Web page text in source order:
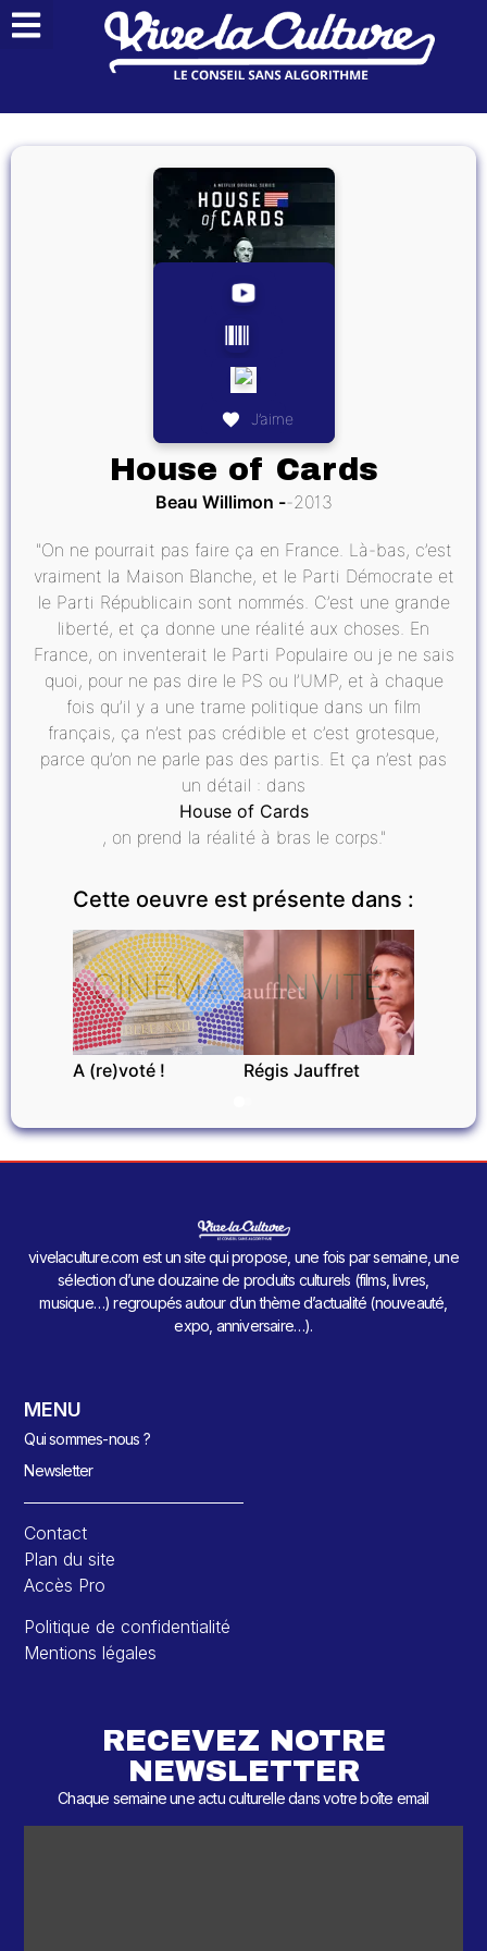
J’aime
House of Cards
Beau Willimon 2013
"On ne pourrait pas faire ça en France. Là-bas, c’est
vraiment la Maison Blanche, et le Parti Démocrate et
le Parti Républicain sont nommés. C’est une grande
liberté, et ça donne une réalité aux choses. En
France, on inventerait le Parti Populaire ou je ne sais
quoi, pour ne pas dire le PS ou l’UMP, et à chaque
fois qu’il y a une trame politique dans un film
français, ça n’est pas crédible et c’est grotesque,
parce qu’on ne parle pas des partis. Et ça n’est pas
un détail : dans
House of Cards
, on prend la réalité à bras le corps."
Cette oeuvre est présente dans :
CINÉMA
A (re)voté !
INVITÉ
Régis Jauffret
vivelaculture.com est un site qui propose, une fois par semaine, une
sélection d’une douzaine de produits culturels (films, livres,
musique…) regroupés autour d’un thème d’actualité (nouveauté,
expo, anniversaire…).
MENU
Qui sommes-nous ?
Newsletter
Contact
Plan du site
Accès Pro
Politique de confidentialité
Mentions légales
RECEVEZ NOTRE
NEWSLETTER
Chaque semaine une actu culturelle dans votre boîte email